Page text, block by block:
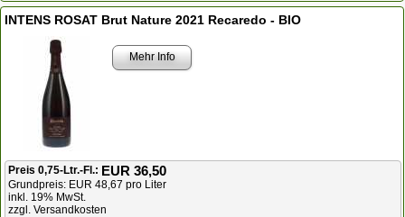
INTENS ROSAT Brut Nature 2021 Recaredo - BIO
Mehr Info
Preis 0,75-Ltr.-Fl.: EUR 36,50
Grundpreis: EUR 48,67 pro Liter
inkl. 19% MwSt.
zzgl. Versandkosten